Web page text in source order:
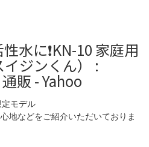
水に❗️KN-10 家庭用
ジンくん） :
販 - Yahoo
モデル
地などをご紹介いただいておりま